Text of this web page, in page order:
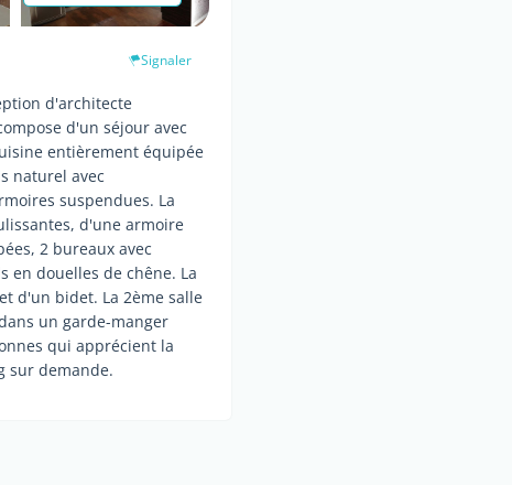
Signaler
d'architecte
d'un séjour avec
entièrement équipée
naturel avec
suspendues. La
d'une armoire
2 bureaux avec
en douelles de chêne. La
d'un bidet. La 2ème salle
un garde-manger
qui apprécient la
sur demande.